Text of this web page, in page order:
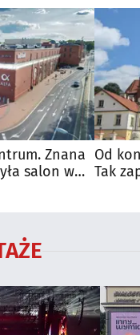
Znana
salon w
Od
Tak